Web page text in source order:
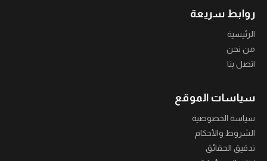
روابط سريعة
الرئيسية
من نحن
اتصل بنا
سياسات الموقع
سياسة الخصوصية
الشروط والأحكام
تدقيق الحقائق